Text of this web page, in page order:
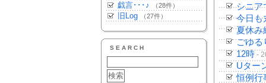
戯言･･･♪ （28件）
旧Log （27件）
SEARCH
シニア
今日も
夏休み
ごゆる
12時 -
Uター
恒例行